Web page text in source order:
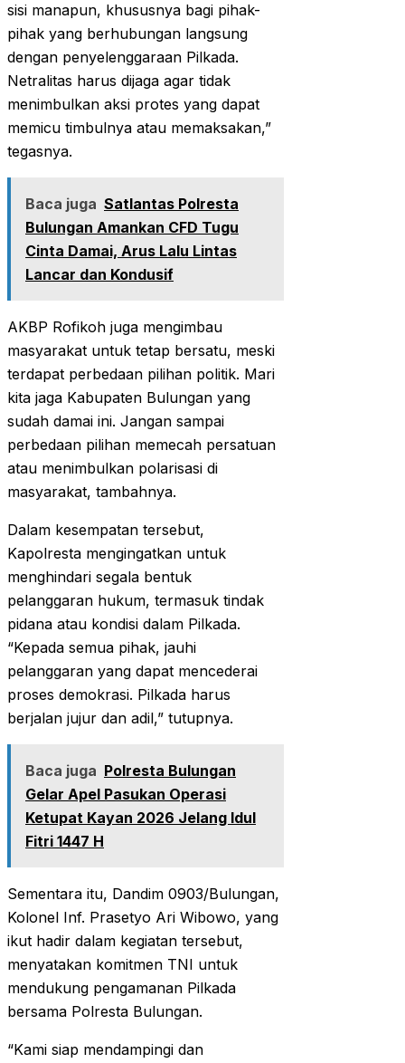
sisi manapun, khususnya bagi pihak-
pihak yang berhubungan langsung
dengan penyelenggaraan Pilkada.
Netralitas harus dijaga agar tidak
menimbulkan aksi protes yang dapat
memicu timbulnya atau memaksakan,”
tegasnya.
Baca juga Satlantas Polresta
Bulungan Amankan CFD Tugu
Cinta Damai, Arus Lalu Lintas
Lancar dan Kondusif
AKBP Rofikoh juga mengimbau
masyarakat untuk tetap bersatu, meski
terdapat perbedaan pilihan politik. Mari
kita jaga Kabupaten Bulungan yang
sudah damai ini. Jangan sampai
perbedaan pilihan memecah persatuan
atau menimbulkan polarisasi di
masyarakat, tambahnya.
Dalam kesempatan tersebut,
Kapolresta mengingatkan untuk
menghindari segala bentuk
pelanggaran hukum, termasuk tindak
pidana atau kondisi dalam Pilkada.
“Kepada semua pihak, jauhi
pelanggaran yang dapat mencederai
proses demokrasi. Pilkada harus
berjalan jujur dan adil,” tutupnya.
Baca juga Polresta Bulungan
Gelar Apel Pasukan Operasi
Ketupat Kayan 2026 Jelang Idul
Fitri 1447 H
Sementara itu, Dandim 0903/Bulungan,
Kolonel Inf. Prasetyo Ari Wibowo, yang
ikut hadir dalam kegiatan tersebut,
menyatakan komitmen TNI untuk
mendukung pengamanan Pilkada
bersama Polresta Bulungan.
“Kami siap mendampingi dan